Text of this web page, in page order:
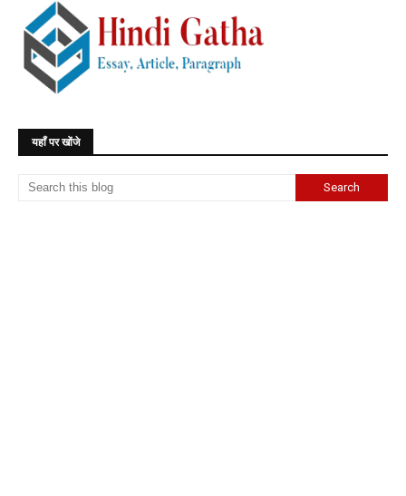
यहाँ पर खोंजे